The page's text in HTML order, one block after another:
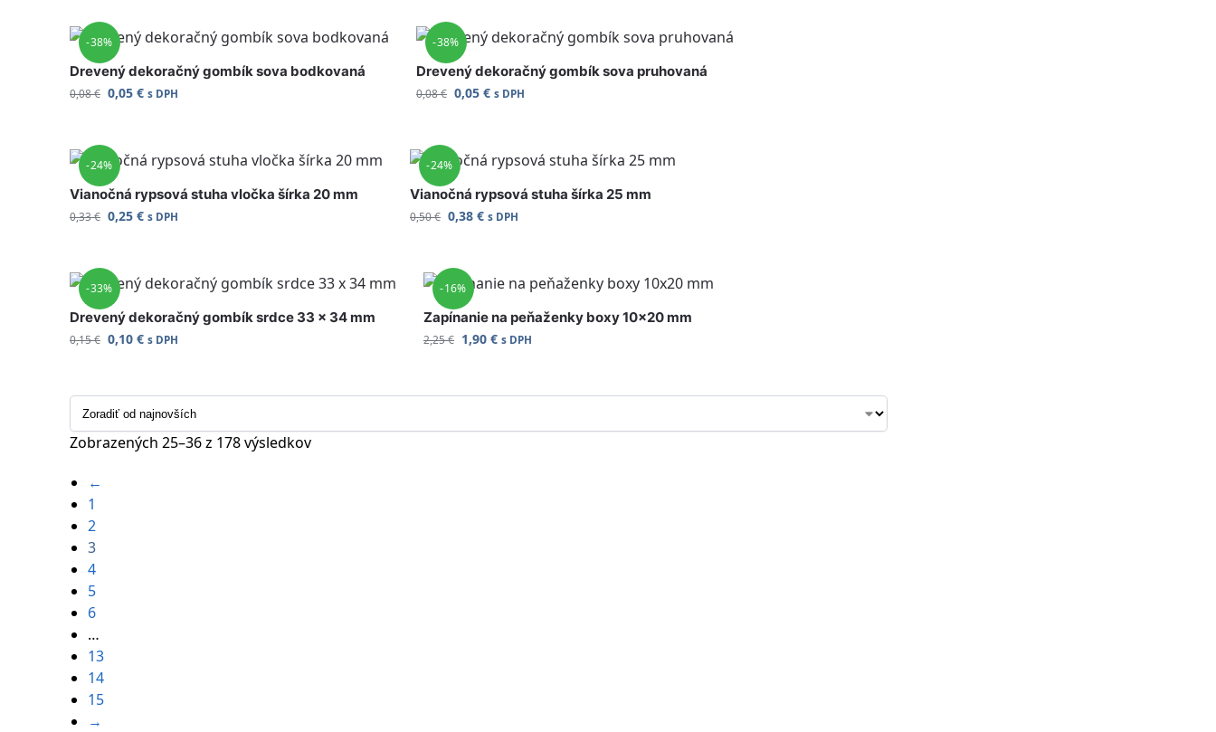
-38%
Drevený dekoračný gombík sova bodkovaná
0,08€ 0,05 € s DPH
-38%
Drevený dekoračný gombík sova pruhovaná
0,08€ 0,05 € s DPH
-24%
Vianočná rypsová stuha vločka šírka 20 mm
0,33€ 0,25 € s DPH
-24%
Vianočná rypsová stuha šírka 25 mm
0,50€ 0,38 € s DPH
-33%
Drevený dekoračný gombík srdce 33 x 34 mm
0,15€ 0,10 € s DPH
-16%
Zapínanie na peňaženky boxy 10×20 mm
2,25€ 1,90 € s DPH
Zobrazených 25–36 z 178 výsledkov
←
1
2
3
4
5
6
…
13
14
15
→